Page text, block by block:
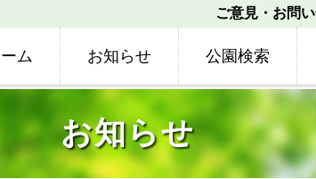
ご意見・お問
ム お知らせ 公園検索
お知らせ